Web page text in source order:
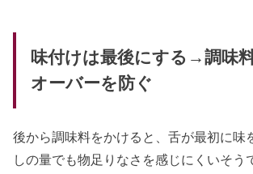
味付けは最後にする→調味
オーバーを防ぐ
後から調味料をかけると、舌が最初に味
しの量でも物足りなさを感じにくいそう